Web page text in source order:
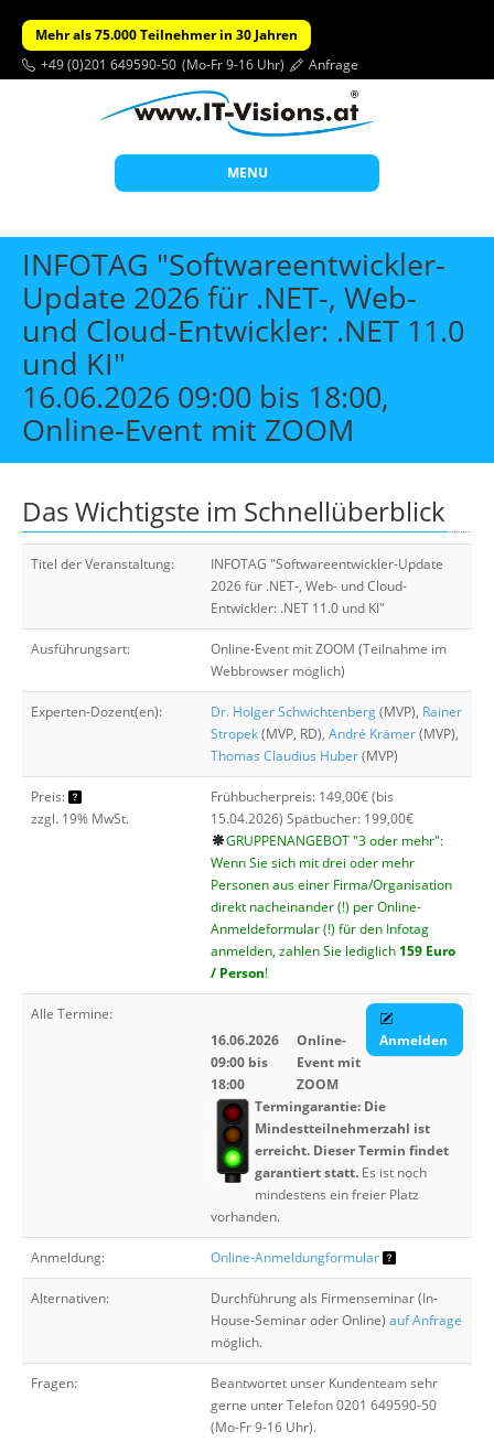
Mehr als 75.000 Teilnehmer in 30 Jahren
+49 (0)201 649590-50 (Mo-Fr 9-16 Uhr) Anfrage
MENU
Start
Themen
Beratung
Offene Seminare
Wissen
Suche
INFOTAG "Softwareentwickler-
Update 2026 für .NET-, Web-
und Cloud-Entwickler: .NET 11.0
und KI"
16.06.2026 09:00 bis 18:00,
Online-Event mit ZOOM
Das Wichtigste im Schnellüberblick
Titel der Veranstaltung:
INFOTAG "Softwareentwickler-Update
2026 für .NET-, Web- und Cloud-
Entwickler: .NET 11.0 und KI"
Ausführungsart:
Online-Event mit ZOOM (Teilnahme im
Webbrowser möglich)
Experten-Dozent(en): Dr. Holger Schwichtenberg(MVP), Rainer
Stropek(MVP, RD), André Krämer(MVP),
Thomas Claudius Huber(MVP)
Preis:
zzgl. 19% MwSt.
Frühbucherpreis: 149,00€ (bis
15.04.2026) Spätbucher: 199,00€
GRUPPENANGEBOT "3 oder mehr":
Wenn Sie sich mit drei oder mehr
Personen aus einer Firma/Organisation
direkt nacheinander (!) per Online-
Anmeldeformular (!) für den Infotag
anmelden, zahlen Sie lediglich 159 Euro
/ Person!
Alle Termine:
16.06.2026
09:00 bis
18:00
Online-
Event mit
ZOOM
Anmelden
Termingarantie: Die
Mindestteilnehmerzahl ist
erreicht. Dieser Termin findet
garantiert statt. Es ist noch
mindestens ein freier Platz
vorhanden.
Anmeldung: Online-Anmeldungformular
Alternativen:
Durchführung als Firmenseminar (In-
House-Seminar oder Online) auf Anfrage
möglich.
Fragen:
Beantwortet unser Kundenteam sehr
gerne unter Telefon 0201 649590-50
(Mo-Fr 9-16 Uhr).